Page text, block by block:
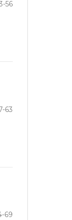
56
63
69